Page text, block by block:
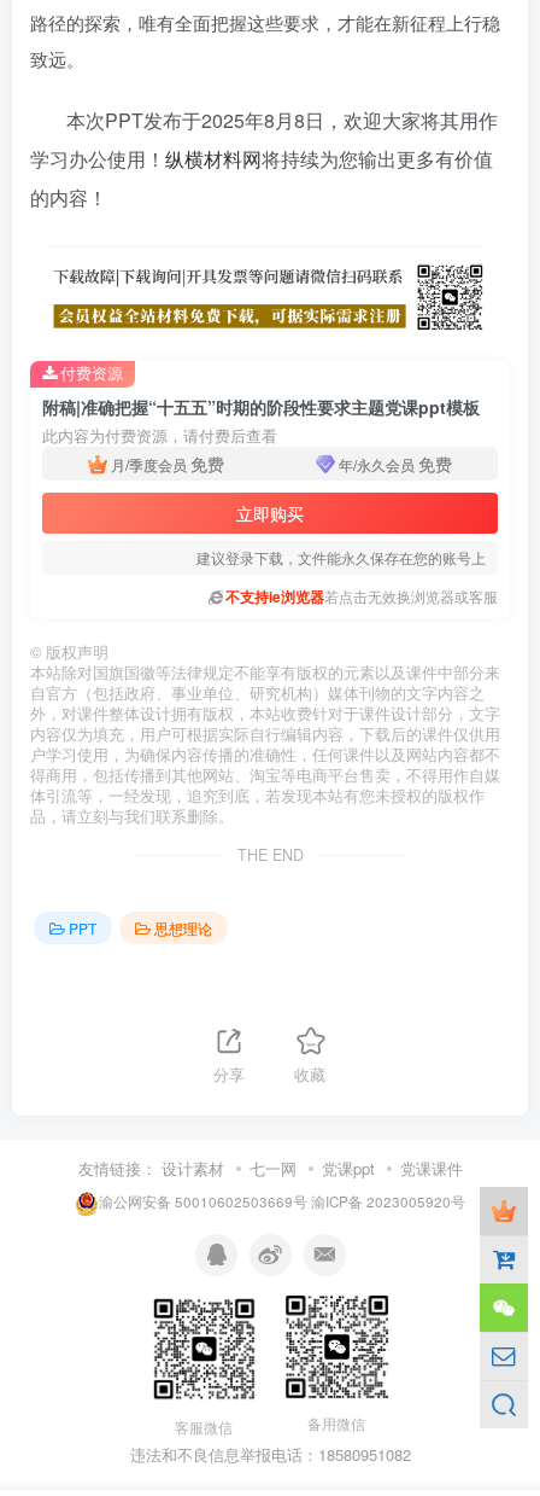
路径的探索，唯有全面把握这些要求，才能在新征程上行稳
致远。
本次PPT发布于2025年8月8日 ，欢迎大家将其用作
学习办公使用！ 纵横材料网将持续为您输出更多有价值
的内容！
附稿|准确把握“十五五”时期的阶段性要求主题党课ppt模板
此内容为付费资源，请付费后查看
月/季度会员 免费 年/永久会员 免费
立即购买
建议登录下载，文件能永久保存在您的账号上
不支持ie浏览器若点击无效换浏览器或客服
付费资源
© 版权声明
本站除对国旗国徽等法律规定不能享有版权的元素以及课件中部分来
自官方（包括政府、事业单位、研究机构）媒体刊物的文字内容之
外，对课件整体设计拥有版权，本站收费针对于课件设计部分，文字
内容仅为填充，用户可根据实际自行编辑内容，下载后的课件仅供用
户学习使用，为确保内容传播的准确性，任何课件以及网站内容都不
得商用，包括传播到其他网站、淘宝等电商平台售卖，不得用作自媒
体引流等，一经发现，追究到底，若发现本站有您未授权的版权作
品，请立刻与我们联系删除。
THE END
PPT 思想理论
分享 收藏
友情链接： 设计素材 七一网 党课ppt 党课课件
渝公网安备 50010602503669号渝ICP备 2023005920号
客服微信 备用微信
违法和不良信息举报电话：18580951082